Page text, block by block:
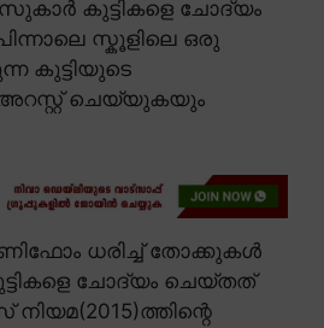
കുട്ടികളെ ചോദ്യം
സ്കൂളിലെ ഒരു
കുട്ടിയുടെ
അറസ്റ്റ് ചെയ്യുകയും
ധരിച്ച് തോക്കുകൾ
ചോദ്യം ചെയ്തത്